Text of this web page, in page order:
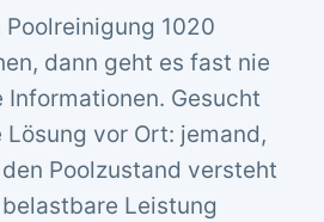
1020
dann geht es fast nie
Informationen. Gesucht
vor Ort: jemand,
Poolzustand versteht
Leistung